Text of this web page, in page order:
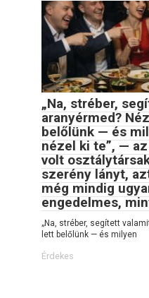
„Na, stréber,
aranyérmed?
belőlünk — és
nézel ki te”, —
volt
szerény lányt,
még mindig
engedelmes,
„Na, stréber, segített
lett belőlünk — és milyen
Érdekes